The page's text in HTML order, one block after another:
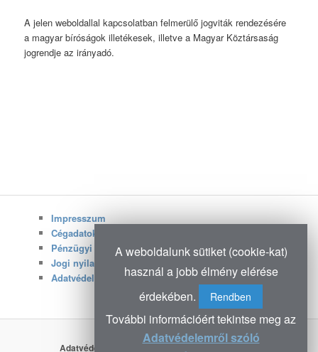
A jelen weboldallal kapcsolatban felmerülő jogviták rendezésére
a magyar bíróságok illetékesek, illetve a Magyar Köztársaság
jogrendje az irányadó.
Impresszum
Cégadatok
Pénzügyi adatok
Jogi nyilatkozat
Adatvédelmi irányelvek
Adatvédelmi irányelvek Köszönjük WordPress!
A weboldalunk sütiket (cookie-kat)
használ a jobb élmény elérése
érdekében.
Rendben
További információért tekintse meg az
Adatvédelemről szóló